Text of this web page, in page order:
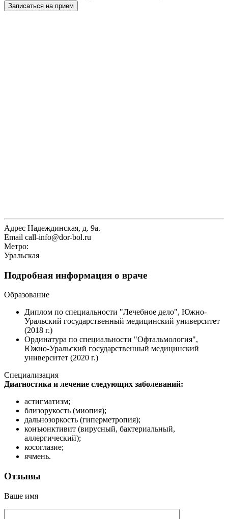
Записаться на прием
Адрес Надеждинская, д. 9а.
Email call-info@dor-bol.ru
Метро:
Уральская
Подробная информация о враче
Образование
Диплом по специальности "Лечебное дело", Южно-
Уральский государственный медицинский университет
(2018 г.)
Ординатура по специальности "Офтальмология",
Южно-Уральский государственный медицинский
университет (2020 г.)
Специализация
Диагностика и лечение следующих заболеваний:
астигматизм;
близорукость (миопия);
дальнозоркость (гиперметропия);
конъюнктивит (вирусный, бактериальный,
аллергический);
косоглазие;
ячмень.
Отзывы
Ваше имя